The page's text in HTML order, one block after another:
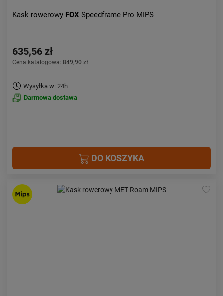
Kask rowerowy FOX Speedframe Pro MIPS
635,56 zł
Cena katalogowa: 849,90 zł
Wysyłka w: 24h
Darmowa dostawa
DO KOSZYKA